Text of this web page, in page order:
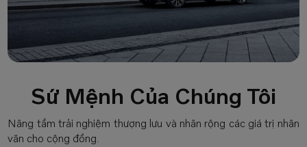
Sứ Mệnh Của Chúng Tôi
Nâng tầm trải nghiệm thượng lưu và nhân rộng các giá trị nhân
văn cho cộng đồng.